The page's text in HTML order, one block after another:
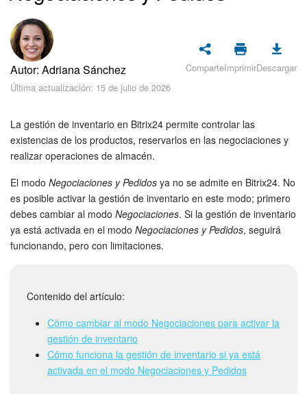
Seguridad
Planes y pagos
Cómo empezar
Messenger
Calendario
Bitrix24 Drive
Tareas
Proyectos con IA
Autor: Adriana Sánchez
Última actualización: 15 de julio de 2026
ComparteImprimirDescargar
La gestión de inventario en Bitrix24 permite controlar las
existencias de los productos, reservarlos en las negociaciones y
realizar operaciones de almacén.
El modo Negociaciones y Pedidos ya no se admite en Bitrix24. No
es posible activar la gestión de inventario en este modo; primero
debes cambiar al modo Negociaciones. Si la gestión de inventario
ya está activada en el modo Negociaciones y Pedidos, seguirá
funcionando, pero con limitaciones.
Contenido del artículo:
Cómo cambiar al modo Negociaciones para activar la
gestión de inventario
Cómo funciona la gestión de inventario si ya está
activada en el modo Negociaciones y Pedidos